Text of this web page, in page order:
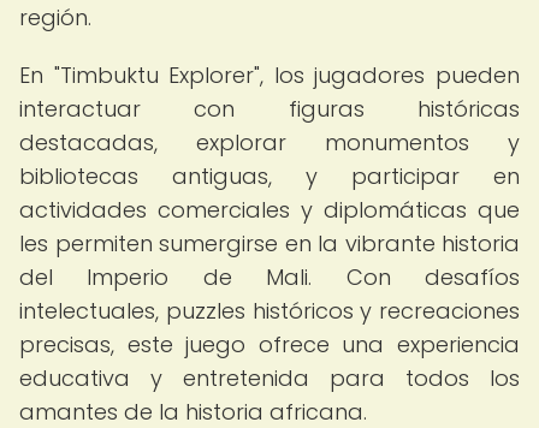
región.
En "Timbuktu Explorer", los jugadores pueden
interactuar con figuras históricas
destacadas, explorar monumentos y
bibliotecas antiguas, y participar en
actividades comerciales y diplomáticas que
les permiten sumergirse en la vibrante historia
del Imperio de Mali. Con desafíos
intelectuales, puzzles históricos y recreaciones
precisas, este juego ofrece una experiencia
educativa y entretenida para todos los
amantes de la historia africana.